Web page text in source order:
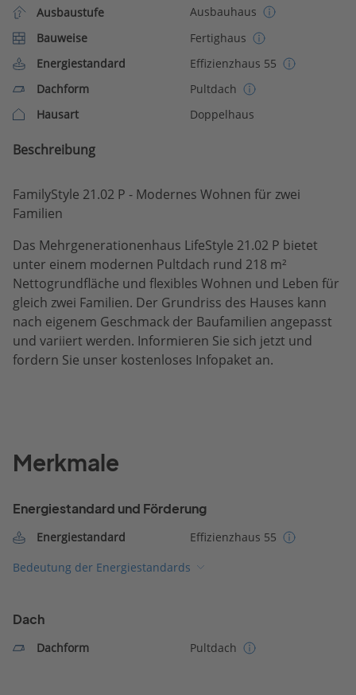
Ausbaustufe
Ausbauhaus
Bauweise
Fertighaus
Energiestandard
Effizienzhaus 55
Dachform
Pultdach
Hausart
Doppelhaus
Beschreibung
FamilyStyle 21.02 P - Modernes Wohnen für zwei
Familien
Das Mehrgenerationenhaus LifeStyle 21.02 P bietet
unter einem modernen Pultdach rund 218 m²
Nettogrundfläche und flexibles Wohnen und Leben für
gleich zwei Familien. Der Grundriss des Hauses kann
nach eigenem Geschmack der Baufamilien angepasst
und variiert werden. Informieren Sie sich jetzt und
fordern Sie unser kostenloses Infopaket an.
Merkmale
Energiestandard und Förderung
Energiestandard
Effizienzhaus 55
Bedeutung der Energiestandards
Dach
Dachform Pultdach